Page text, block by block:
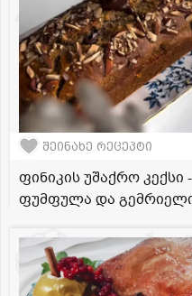
შეინახე რეცეპტი
ფინიკის უშაქრო
ფუმფულა და